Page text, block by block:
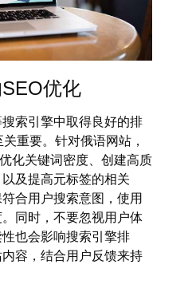
优化
搜索引擎中取得良好的排
重要。针对俄语网站，
化关键词密度、创建高质
及提高元标签的相关
合用户搜索意图，使用
同时，不要忽视用户体
也会影响搜索引擎排
容，结合用户反馈来持